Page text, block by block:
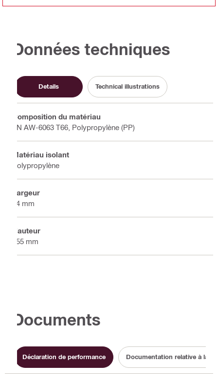
Données techniques
Details Technical illustrations
Composition du matériau
EN AW-6063 T66, Polypropylène (PP)
Matériau isolant
Polypropylène
Largeur
74 mm
Hauteur
155 mm
Documents
Déclaration de performance Documentation relative à la